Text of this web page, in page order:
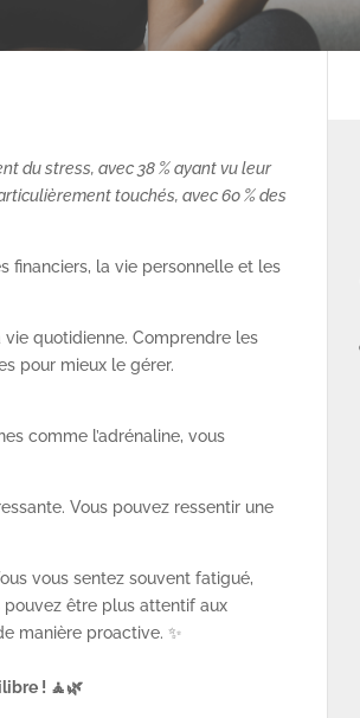
du stress, avec 38 % ayant vu leur
touchés, avec 60 % des
financiers, la vie personnelle et les
quotidienne. Comprendre les
pour mieux le gérer.
comme l’adrénaline, vous
Vous pouvez ressentir une
vous sentez souvent fatigué,
être plus attentif aux
manière proactive. ✨
! 🧘🌿